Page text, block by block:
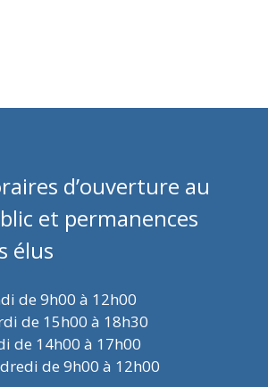
d’ouverture au
et permanences
élus
de 9h00 à 12h00
de 15h00 à 18h30
de 14h00 à 17h00
de 9h00 à 12h00